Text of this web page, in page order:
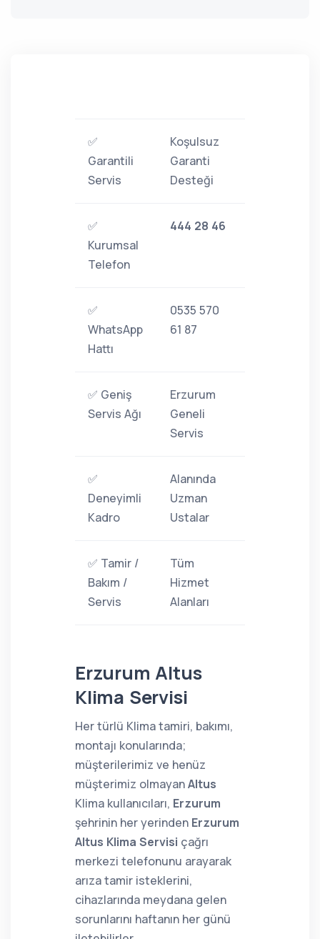
✅
Garantili
Servis
Koşulsuz
Garanti
Desteği
✅
Kurumsal
Telefon
444 28 46
✅
WhatsApp
Hattı
0535 570
61 87
✅ Geniş
Servis Ağı
Erzurum
Geneli
Servis
✅
Deneyimli
Kadro
Alanında
Uzman
Ustalar
✅ Tamir /
Bakım /
Servis
Tüm
Hizmet
Alanları
Erzurum Altus
Klima Servisi
Her türlü Klima tamiri, bakımı,
montajı konularında;
müşterilerimiz ve henüz
müşterimiz olmayanAltus
Klima kullanıcıları, Erzurum
şehrinin her yerinden Erzurum
Altus Klima Servisi çağrı
merkezi telefonunu arayarak
arıza tamir isteklerini,
cihazlarında meydana gelen
sorunlarını haftanın her günü